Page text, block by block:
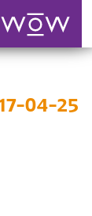
04-25